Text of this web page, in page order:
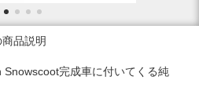
品説明
完成車に付いてくる純